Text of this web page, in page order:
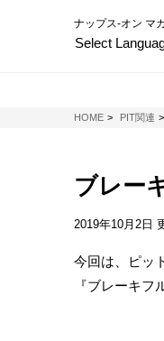
ナップス-オン マ
Select
HOMENAPS-ON マ
PIT関連
ブレー
2019年10月2日
今回は、ピッ
『ブレーキフ